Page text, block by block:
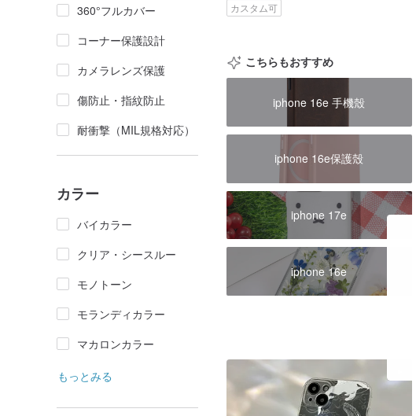
360°フルカバー
コーナー保護設計
カメラレンズ保護
傷防止・指紋防止
耐衝撃（MIL規格対応）
カラー
バイカラー
クリア・シースルー
モノトーン
モランディカラー
マカロンカラー
もっとみる
カスタム可
こちらもおすすめ
iphone 16e 手機殼
iphone 16e保護殼
iphone 17e
iphone 16e